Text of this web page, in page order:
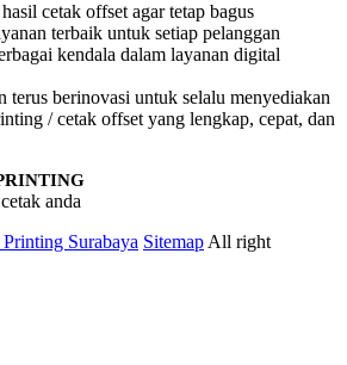
cetak offset agar tetap bagus
terbaik untuk setiap pelanggan
kendala dalam layanan digital
terus berinovasi untuk selalu menyediakan
/ cetak offset yang lengkap, cepat, dan
anda
Surabaya Sitemap All right